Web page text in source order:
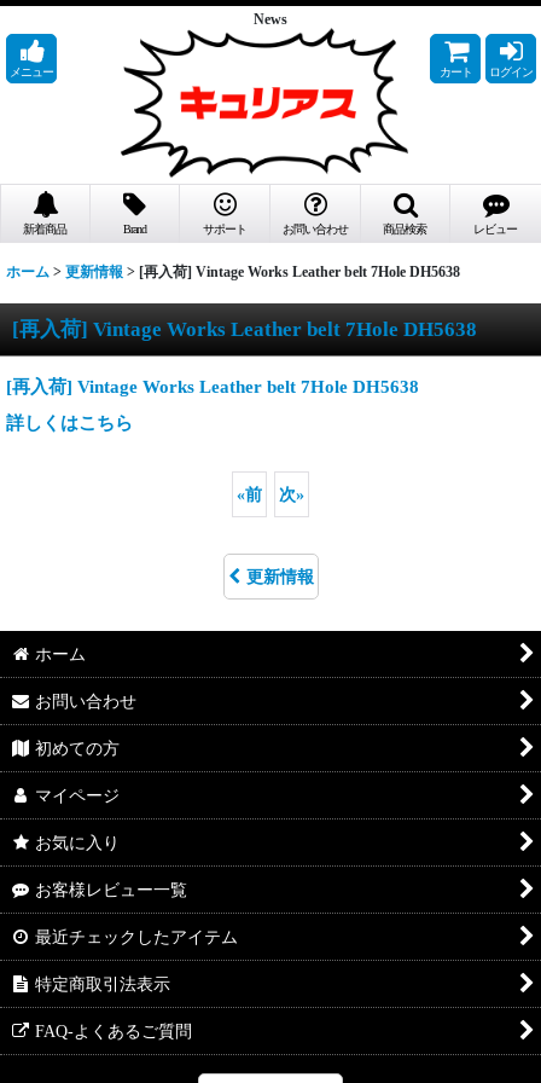
News
メニュー カート ログイン
新着商品 Brand サポート お問い合わせ 商品検索 レビュー
ホーム > 更新情報 > [再入荷] Vintage Works Leather belt 7Hole DH5638
[再入荷] Vintage Works Leather belt 7Hole DH5638
[再入荷] Vintage Works Leather belt 7Hole DH5638
詳しくはこちら
«前 次»
更新情報
ホーム
お問い合わせ
初めての方
マイページ
お気に入り
お客様レビュー一覧
最近チェックしたアイテム
特定商取引法表示
FAQ-よくあるご質問